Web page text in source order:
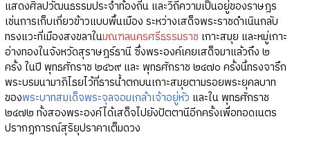
แสดงศิลปวัฒนธรรมประจำท้องถิ่น และวิถีความเป็นอยู่ของราษฎร
เช่นการเก็บเกี่ยวข้าวแบบพื้นเมือง ระหว่างเสด็จพระราชดำเนินกลับ
ทรงแวะที่เมืองสงขลาในมณฑลนครศรีธรรมราช เกาะสมุย และหมู่เกาะ
อ่างทองในจังหวัดสุราษฎร์ธานี ซึ่งพระองค์เคยเสด็จมาแล้วถึง ๒
ครั้ง ในปี พุทธศักราช ๒๔๖๙ และ พุทธศักราช ๒๔๗๐ ครั้งนี้ทรงจารึก
พระบรมนามาภิไธยไว้ที่ธารน้ำตกบนเกาะสมุยตามรอยพระยุคลบาท
ของพระบาทสมเด็จพระจุลจอมเกล้าเจ้าอยู่หัว และใน พุทธศักราช
๒๔๗๒ ทั้งสองพระองค์ได้เสด็จไปยังปัตตานีอีกครั้งเพื่อทอดเนตร
ปรากฏการณ์สุริยุปราคาเต็มดวง